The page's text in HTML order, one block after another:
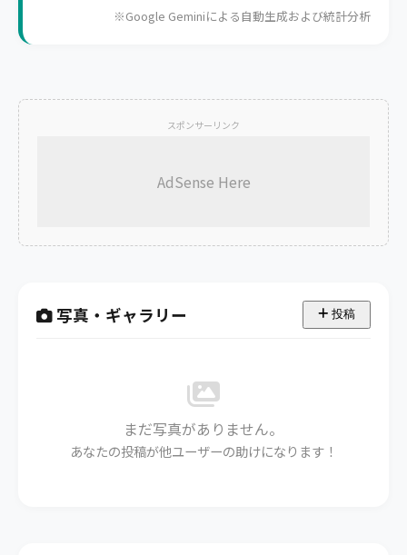
※Google Geminiによる自動生成および統計分析
スポンサーリンク
AdSense Here
写真・ギャラリー 投稿
まだ写真がありません。
あなたの投稿が他ユーザーの助けになります！